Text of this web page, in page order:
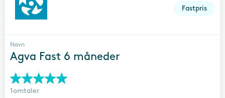
Fastpris
Navn
Agva Fast 6 måneder
1omtaler